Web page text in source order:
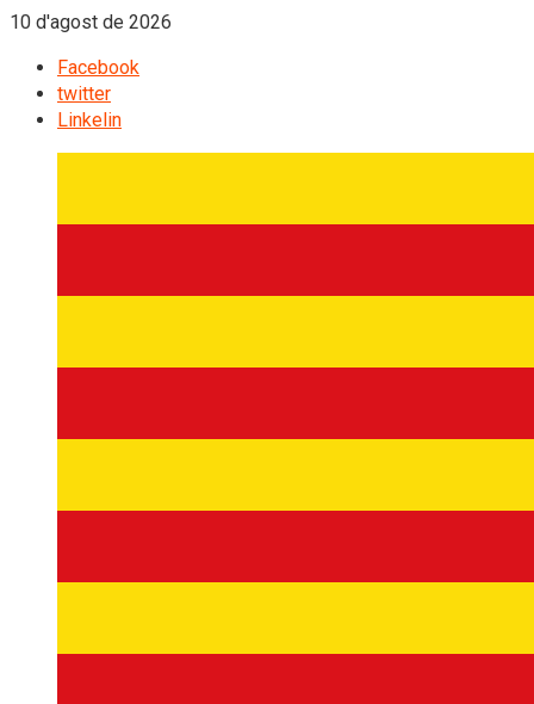
10 d'agost de 2026
Facebook
twitter
Linkelin